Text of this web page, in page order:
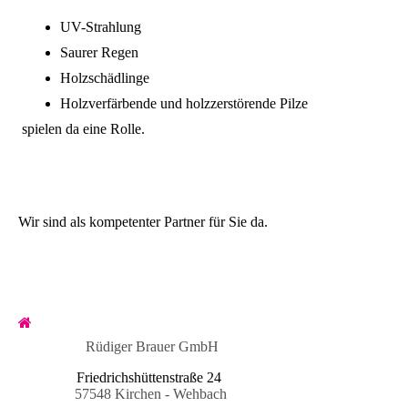
UV-Strahlung
Saurer Regen
Holzschädlinge
Holzverfärbende und holzzerstörende Pilze
spielen da eine Rolle.
Wir sind als kompetenter Partner für Sie da.
Rüdiger Brauer GmbH
Friedrichshüttenstraße 24
57548 Kirchen - Wehbach